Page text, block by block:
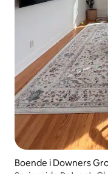
Boende i Downers